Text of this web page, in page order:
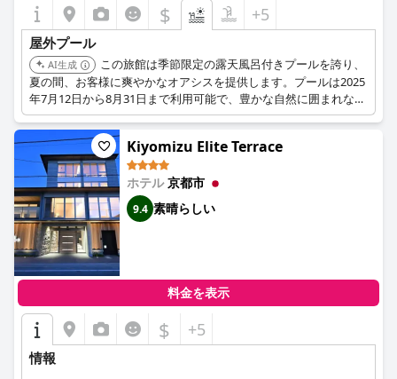
$ +5
屋外プール
AI生成
この旅館は季節限定の露天風呂付きプールを誇り、
夏の間、お客様に爽やかなオアシスを提供します。プールは2025
年7月12日から8月31日まで利用可能で、豊かな自然に囲まれなが
ら癒しの涼しい風を楽しむことができます。
Kiyomizu Elite Terrace
ホテル京都市
9.4 素晴らしい
料金を表示
$ +5
情報